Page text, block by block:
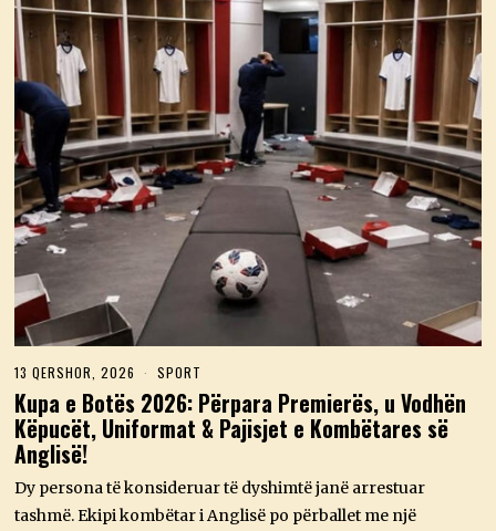
13 QERSHOR, 2026
4
Q
E
R
O
R
SPORT
Kupa e Botës 2026: Përpara Premierës, u Vodhën
Këpucët, Uniformat & Pajisjet e Kombëtares së
Anglisë!
Dy persona të konsideruar të dyshimtë janë arrestuar
tashmë. Ekipi kombëtar i Anglisë po përballet me një